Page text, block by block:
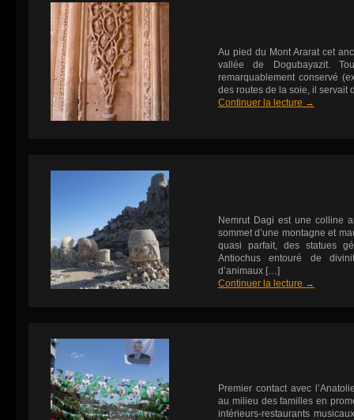
Au pied du Mont Ararat cet
vallée de Dogubayazit.
remarquablement conservé
des routes de la soie, il servait
Continuer la lecture →
Nemrut Dagi est une colline
sommet d’une montagne et
quasi parfait, des statues
Antiochus entouré de
d’animaux […]
Continuer la lecture →
Premier contact avec
au milieu des familles en
intérieurs-restaurants